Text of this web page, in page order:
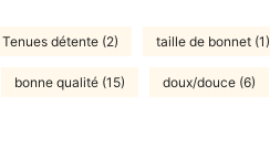
Tenues détente (2) taille de bonnet (1)
bonne qualité (15) doux/douce (6)